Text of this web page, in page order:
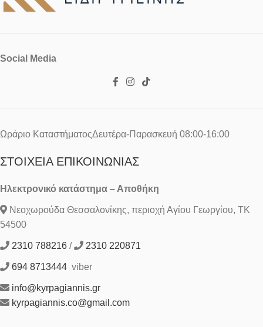
Social Media
Ωράριο ΚαταστήματοςΔευτέρα-Παρασκευή 08:00-16:00
ΣΤΟΙΧΕΊΑ ΕΠΙΚΟΙΝΩΝΊΑΣ
Ηλεκτρονικό κατάστημα – Αποθήκη
Νεοχωρούδα Θεσσαλονίκης, περιοχή Αγίου Γεωργίου, ΤΚ
54500
2310 788216 / 2310 220871
694 8713444 viber
info@kyrpagiannis.gr
kyrpagiannis.co@gmail.com